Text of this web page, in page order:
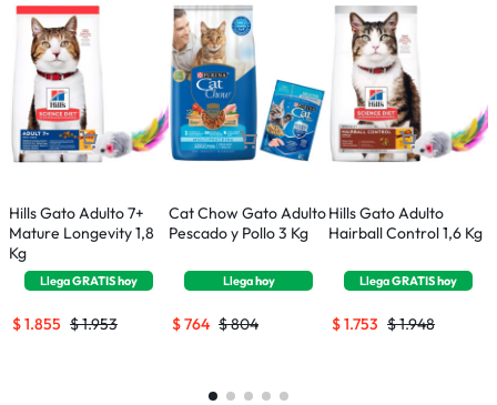
Hills Gato Adulto 7+
Mature Longevity 1,8
Kg
LlegaGRATIShoy
$1.953
$1.855
Cat Chow Gato Adulto
Pescado y Pollo 3 Kg
Llegahoy
$804
$764
Hills Gato Adulto
Hairball Control 1,6 Kg
LlegaGRATIShoy
$1.948
$1.753